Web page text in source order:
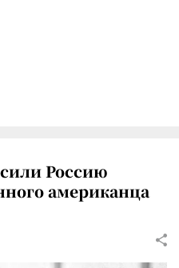
Россию
американца